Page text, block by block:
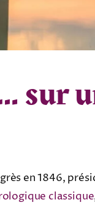
sur
en 1846,
classique